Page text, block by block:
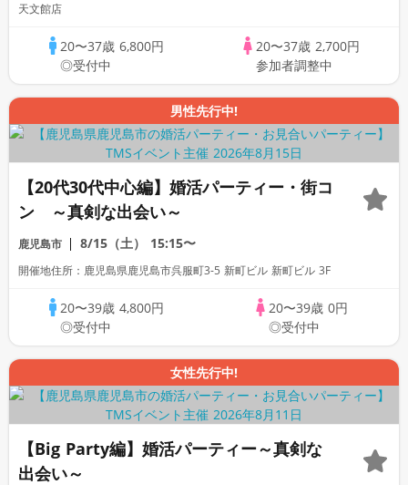
天文館店
20〜37歳 6,800円
◎受付中
20〜37歳 2,700円
参加者調整中
男性先行中!
【20代30代中心編】婚活パーティー・街コ
ン ～真剣な出会い～
鹿児島市 8/15（土） 15:15〜
開催地住所：鹿児島県鹿児島市呉服町3-5 新町ビル 新町ビル 3F
20〜39歳 4,800円
◎受付中
20〜39歳 0円
◎受付中
女性先行中!
【Big Party編】婚活パーティー～真剣な
出会い～